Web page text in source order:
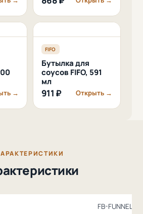
→
FIFO
Бутылка для
соусов FIFO, 591
мл
911 ₽ Открыть →
FB-FUNNEL